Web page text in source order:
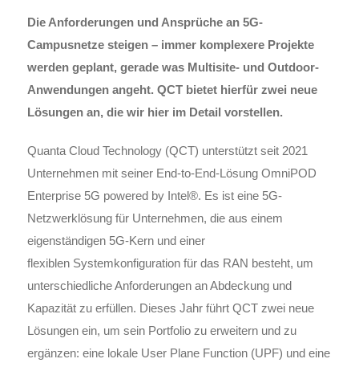
Die Anforderungen und Ansprüche an 5G-
Campusnetze steigen – immer komplexere Projekte
werden geplant, gerade was Multisite- und Outdoor-
Anwendungen angeht. QCT bietet hierfür zwei neue
Lösungen an, die wir hier im Detail vorstellen.
Quanta Cloud Technology (QCT) unterstützt seit 2021
Unternehmen mit seiner End-to-End-Lösung OmniPOD
Enterprise 5G powered by Intel®. Es ist eine 5G-
Netzwerklösung für Unternehmen, die aus einem
eigenständigen 5G-Kern und einer
flexiblen Systemkonfiguration für das RAN besteht, um
unterschiedliche Anforderungen an Abdeckung und
Kapazität zu erfüllen. Dieses Jahr führt QCT zwei neue
Lösungen ein, um sein Portfolio zu erweitern und zu
ergänzen: eine lokale User Plane Function (UPF) und eine